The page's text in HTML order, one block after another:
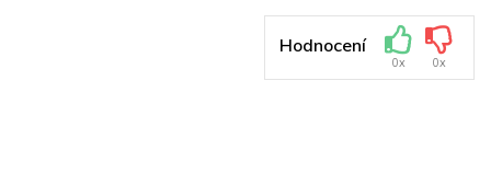
Hodnocení
0x 0x